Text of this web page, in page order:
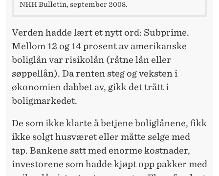
NHH Bulletin, september 2008.
Verden hadde lært et nytt ord: Subprime.
Mellom 12 og 14 prosent av amerikanske
boliglån var risikolån (råtne lån eller
søppellån). Da renten steg og veksten i
økonomien dabbet av, gikk det trått i
boligmarkedet.
De som ikke klarte å betjene boliglånene, fikk
ikke solgt husværet eller måtte selge med
tap. Bankene satt med enorme kostnader,
investorene som hadde kjøpt opp pakker med